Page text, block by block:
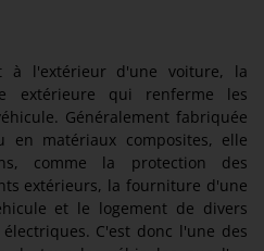
l'extérieur d'une voiture, la
extérieure qui renferme les
Généralement fabriquée
matériaux composites, elle
comme la protection des
extérieurs, la fourniture d'une
et le logement de divers
C'est donc l'une des